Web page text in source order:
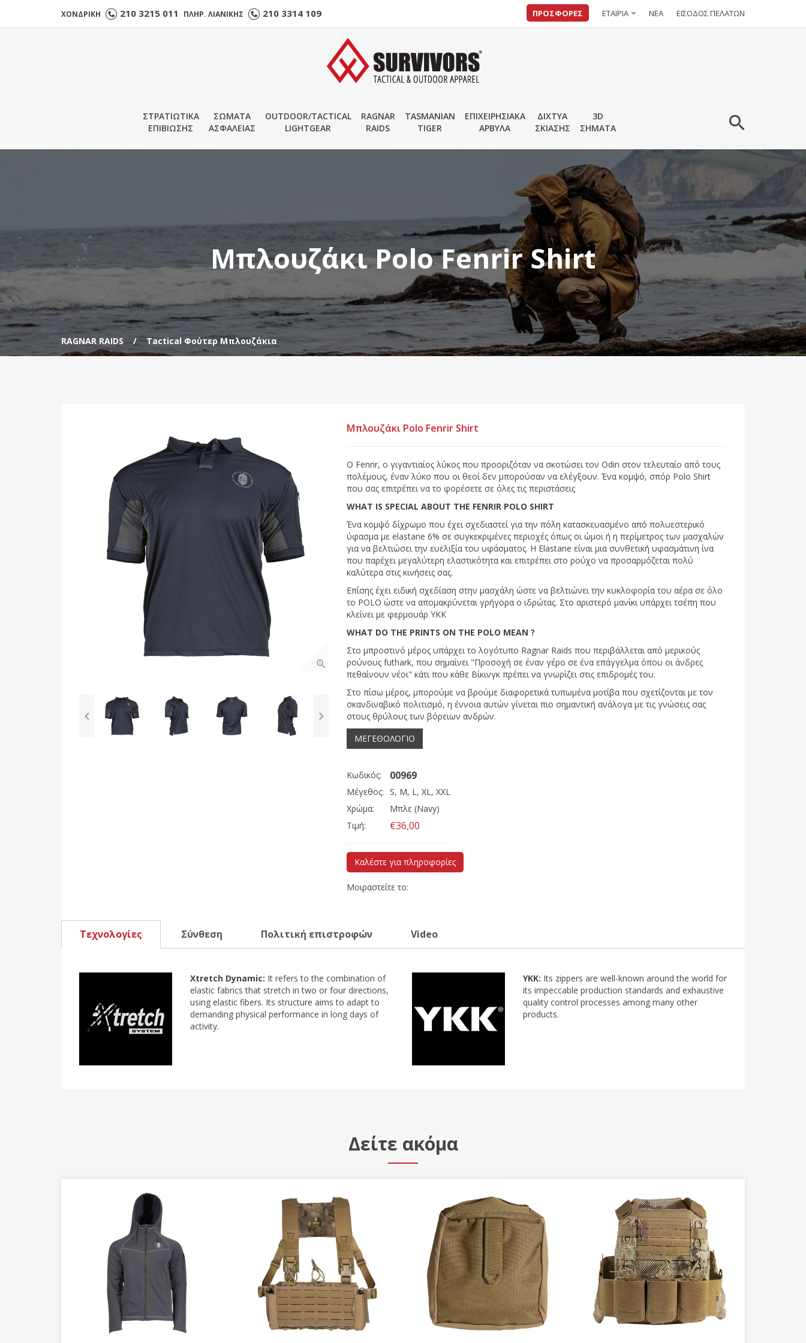
ΧΟΝΔΡΙΚΗ 210 3215 011 ΠΛΗΡ. ΛΙΑΝΙΚΗΣ 210 3314 109 ΠΡΟΣΦΟΡΕΣ ΕΤΑΙΡΙΑ ΝΕΑ ΕΙΣΟΔΟΣ ΠΕΛΑΤΩΝ
ΣΤΡΑΤΙΩΤΙΚΑ
ΕΠΙΒΙΩΣΗΣ
ΣΩΜΑΤΑ
ΑΣΦΑΛΕΙΑΣ
OUTDOOR/TACTICAL
LIGHTGEAR
RAGNAR
RAIDS
TASMANIAN
TIGER
ΕΠΙΧΕΙΡΗΣΙΑΚΑ
ΑΡΒΥΛΑ
ΔΙΧΤΥΑ
ΣΚΙΑΣΗΣ
3D
ΣΗΜΑΤΑ
Μπλουζάκι Polo Fenrir Shirt
RAGNAR RAIDS Tactical Φούτερ Μπλουζάκια
Μπλουζάκι Polo Fenrir Shirt
Ο Fenrir, ο γιγαντιαίος λύκος που προοριζόταν να σκοτώσει τον Odin στον τελευταίο από τους
πολέμους, έναν λύκο που οι θεοί δεν μπορούσαν να ελέγξουν. Ένα κομψό, σπόρ Polo Shirt
που σας επιτρέπει να το φορέσετε σε όλες τις περιστάσεις
WHAT IS SPECIAL ABOUT THE FENRIR POLO SHIRT
Ένα κομψό δίχρωμο που έχει σχεδιαστεί για την πόλη κατασκευασμένο από πολυεστερικό
ύφασμα με elastane 6% σε συγκεκριμένες περιοχές όπως οι ώμοι ή η περίμετρος των μασχαλών
για να βελτιώσει την ευελιξία του υφάσματος. Η Elastane είναι μια συνθετική υφασμάτινη ίνα
που παρέχει μεγαλύτερη ελαστικότητα και επιτρέπει στο ρούχο να προσαρμόζεται πολύ
καλύτερα στις κινήσεις σας.
Επίσης έχει ειδική σχεδίαση στην μασχάλη ώστε να βελτιώνει την κυκλοφορία του αέρα σε όλο
το POLO ώστε να απομακρύνεται γρήγορα ο ιδρώτας. Στο αριστερό μανίκι υπάρχει τσέπη που
κλείνει με φερμουάρ YKK
WHAT DO THE PRINTS ON THE POLO MEAN ?
Στο μπροστινό μέρος υπάρχει το λογότυπο Ragnar Raids που περιβάλλεται από μερικούς
ρούνους futhark, που σημαίνει "Προσοχή σε έναν γέρο σε ένα επάγγελμα όπου οι άνδρες
πεθαίνουν νέοι" κάτι που κάθε Βίκινγκ πρέπει να γνωρίζει στις επιδρομές του.
Στο πίσω μέρος, μπορούμε να βρούμε διαφορετικά τυπωμένα μοτίβα που σχετίζονται με τον
σκανδιναβικό πολιτισμό, η έννοια αυτών γίνεται πιο σημαντική ανάλογα με τις γνώσεις σας
στους θρύλους των βόρειων ανδρών.
ΜΕΓΕΘΟΛΟΓΙΟ
Κωδικός: 00969
Μέγεθος: S, M, L, XL, XXL
Χρώμα:
Μπλε (Navy)
Τιμή:
€36,00
Καλέστε για πληροφορίες
Μοιραστείτε το:
Τεχνολογίες Σύνθεση Πολιτική επιστροφών Video
Xtretch Dynamic: It refers to the combination of
elastic fabrics that stretch in two or four directions,
using elastic fibers. Its structure aims to adapt to
demanding physical performance in long days of
activity.
YKK: Its zippers are well-known around the world for
its impeccable production standards and exhaustive
quality control processes among many other
products.
Δείτε ακόμα